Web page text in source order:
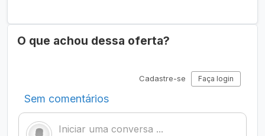
O que achou dessa oferta?